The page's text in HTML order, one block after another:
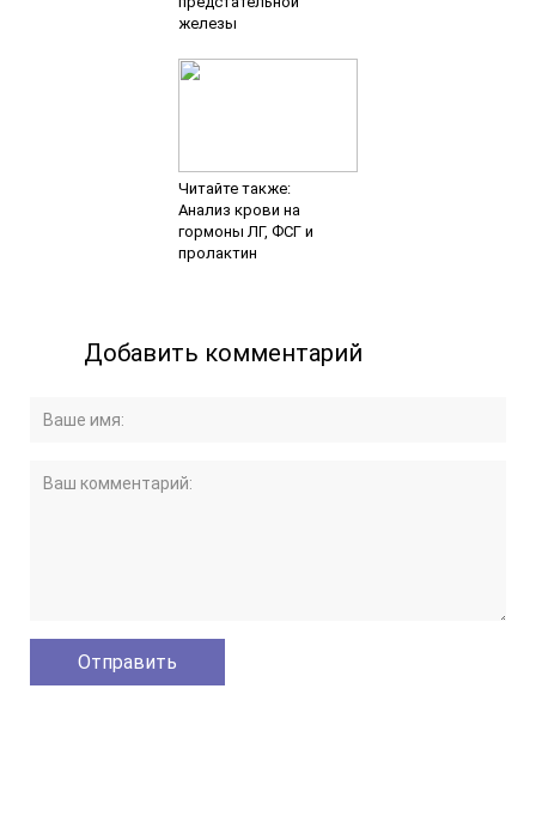
железы
Читайте также:
Анализ крови на
гормоны ЛГ, ФСГ и
пролактин
Добавить комментарий